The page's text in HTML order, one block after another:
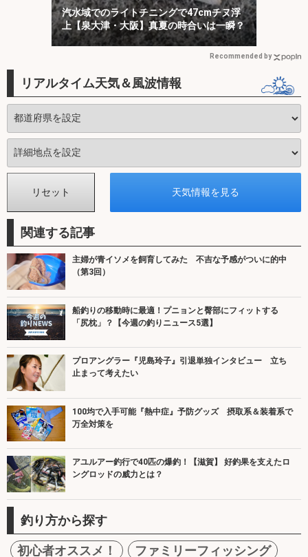
汽水域でのライトチニングで47cmチヌ浮
上【泉大津・大阪】真夏の時合いは一瞬？
Recommended by
リアルタイム天気＆風波情報
関連する記事
主婦が青イソメを飼育してみた 不吉な予感がついに的中
（第3回）
船釣りの移動時に最適！プニョンと臀部にフィットする
「尻枕」？【今週の釣りニュース5選】
プロアングラー『児島玲子』引退単独インタビュー 立ち
止まって考えたい
100均で入手可能『熱中症』予防グッズ 摂取系＆装着系で
万全対策を
アユルアー釣行で40匹の爆釣！【滋賀】 好釣果を支えたロ
ングロッドの威力とは？
釣り方から探す
初心者オススメ！
ファミリーフィッシング